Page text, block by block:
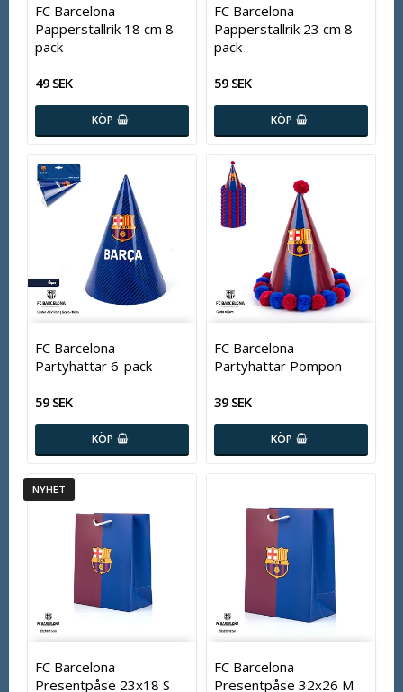
FC Barcelona
Papperstallrik 18 cm 8-
pack
49 SEK
KÖP
FC Barcelona
Papperstallrik 23 cm 8-
pack
59 SEK
KÖP
FC Barcelona
Partyhattar 6-pack
59 SEK
KÖP
FC Barcelona
Partyhattar Pompon
39 SEK
KÖP
NYHET
FC Barcelona
Presentpåse 23x18 S
FC Barcelona
Presentpåse 32x26 M